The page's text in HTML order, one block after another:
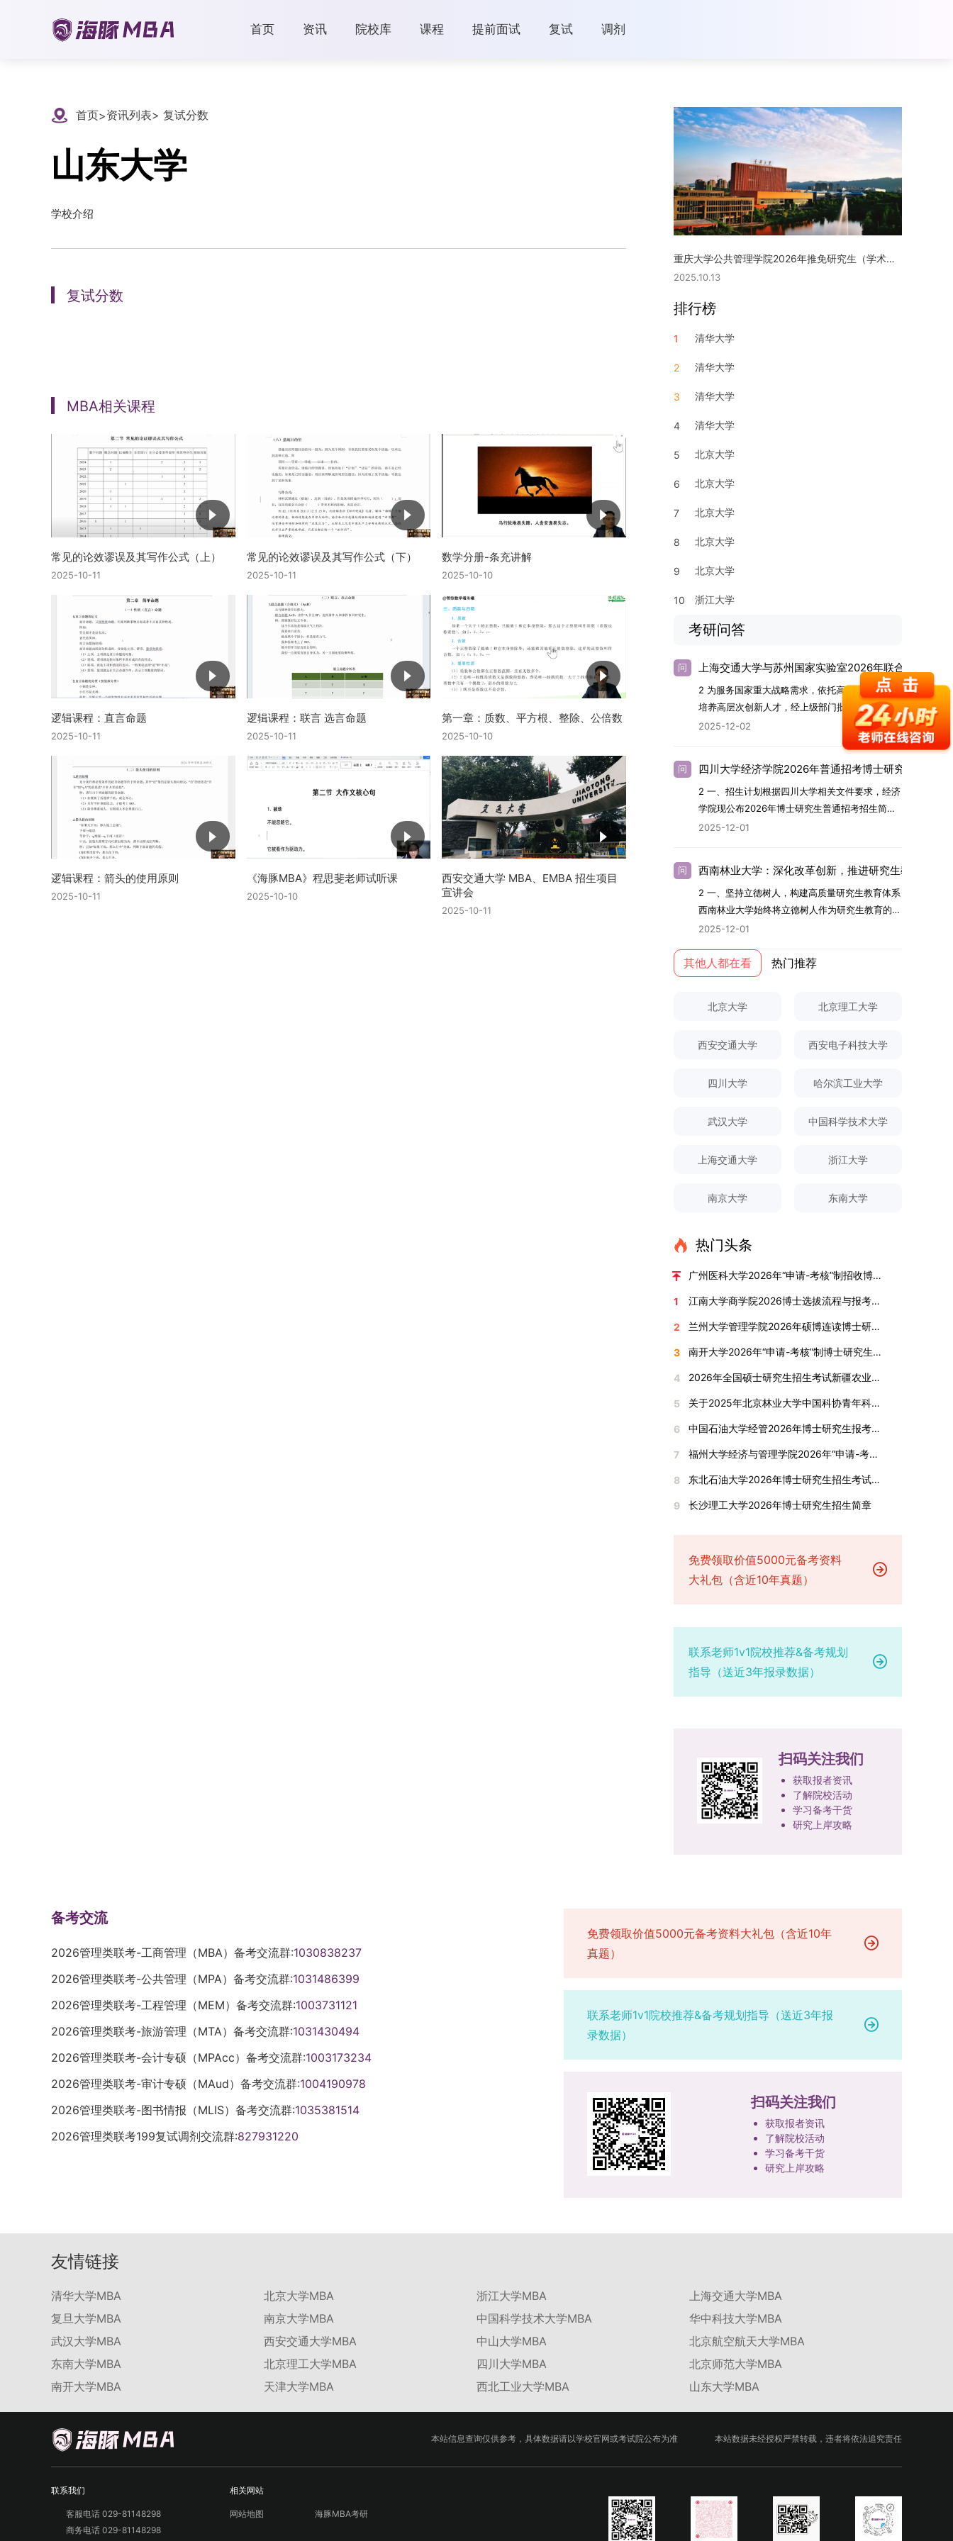
首页 资讯 院校库 课程 提前面试 复试 调剂
首页>资讯列表> 复试分数
山东大学
学校介绍
复试分数
MBA相关课程
常见的论效谬误及其写作公式（上）
2025-10-11
常见的论效谬误及其写作公式（下）
2025-10-11
数学分册-条充讲解
2025-10-10
逻辑课程：直言命题
2025-10-11
逻辑课程：联言 选言命题
2025-10-11
第一章：质数、平方根、整除、公倍数
2025-10-10
逻辑课程：箭头的使用原则
2025-10-11
《海豚MBA》程思斐老师试听课
2025-10-10
西安交通大学 MBA、EMBA 招生项目
宣讲会
2025-10-11
重庆大学公共管理学院2026年推免研究生（学术型硕士）复试实施细则
2025.10.13
排行榜
1 清华大学
2 清华大学
3 清华大学
4 清华大学
5 北京大学
6 北京大学
7 北京大学
8 北京大学
9 北京大学
10 浙江大学
考研问答
问 上海交通大学与苏州国家实验室2026年联合培养博士
2 为服务国家重大战略需求，依托高水平科研平台
培养高层次创新人才，经上级部门批准，苏州实验
室（全称“苏州国家实验室”）与上海交通大学将于
2026年继续合作开展博士研究生联合培养工作。
学科领域进行深度培养。相关招生政策及安排说明
如下。一、培养定位本项目致力于面向国家战略发
展方向，培育具备科学家素养、创新精神与科研能
力，系统掌握学科前沿知识，能胜任高水平科学研
（0805）、化学（0703）、电子科学与技术
（0809）、材料与化工（0856）、机械
（0855）、电子信息（0854）等相关专业。
（二）招生名额2026年度具体招生规模以国家最
名。具体招生院系及导师信息请见相关名录。
（三）选拔途径共设置三种选拔方式，包括本科直
质择优录取。（四）培养类别全部为全日制非定向
学籍管理联合培养学生学籍隶属于上海交通大学，
（二）培养阶段划分培养过程分为两个主要阶段：
进入苏州实验室，依托其重大科研任务开展课题研
的，将获发上海交通大学博士研究生毕业证书并授
平科研平台学生可参与国家重大科研项目，接触材
士在内的资深科研人员组成导师团队，提供高水平
学术指导，并支持参与国际化学术交流。（三）优
助，保障学生潜心学业与研究。（四）畅通发展渠
道在培养过程中表现优异者，毕业后可优先获得苏
程（一）基本申请条件不同选拔方式的申请者需满
足相应规定：本科直博生须符合上海交通大学推荐
请者应满足当年度上海交通大学博士研究生招生的
基本条件及各学院补充规定。（二）报名方式所有
达成一致后进行网上报名：本科直博生须按规定时
间登录国家推荐免试服务系统完成志愿填报。硕博
网报名系统，选择“国家实验室联培专项”，并选定
两批报名，第一批截止时间为2025年12月15日，
第二批为2026年3月15日至4月20日，具体时间以
线上报名程序。六、考核与录取考核工作由上海交
形式、内容及流程以学院后续公布的方案为准。录
取时将对考生进行全面考察，学术能力与思想品德
期间享受学校与实验室共同提供的奖助学金待遇。
（三）住宿安排课程学习阶段由学校协调住宿；进
入实验室科研阶段后，由苏州实验室统筹安排住
宿。（四）未尽事宜参照上海交通大学2026年博
士研究生招生章程及相关细则执行。相关推荐：上
2025-12-02
问 四川大学经济学院2026年普通招考博士研究生招生简
2 一、招生计划根据四川大学相关文件要求，经济
学院现公布2026年博士研究生普通招考招生简
章。2026年，学院博士研究生招生全面实行“申
经济学院2026年博士生招生专业目录》。实际录
取人数将根据国家最终下达的招生计划及考生报名
情况进行适当调整。除国家专项计划外，我院招收
定向就业考生的比例原则上不超过总计划的5%。
校学习。二、报考流程（一）报名资格1.申请人应
拥护中国共产党的领导，品德良好，遵纪守法，身
生章程》中列出的各项基本条件。2.具备较强的科
份由正高级职称专家亲笔书写的推荐信，专业领域
具。4.以同等学力身份报考者，其科研成果须同时
科领域内发表期刊文章，其中至少1篇为A级、1篇
成人获得省部级二等奖及以上科研成果奖励（以证
排名前三。（二）网上报名及缴费报名及缴费统一
读学校及学院发布的招生章程、简章及专业目录，
下载并填写《博士入学申请材料自查表》，按要求
10:00前寄达经济学院研究生招生办公室。重要提
清单顺序整理提交。材料不全、不符合要求或存在
责，报名信息一经确认提交，不得修改。如确需修
料进行资格审查，核实考生报考资格、材料完整性
过资格审查的考生材料进行评议并打分，满分为
100分。评议结果预计于2026年1月中上旬公布。
织的政治理论考试，具体时间地点另行通知，成绩
试安排复试环节将对考生的思想品德、专业素养、
外语能力、创新意识及综合素质进行全面考察。复
个人科研经历、研究成果及博士阶段研究设想等。
复试成绩按百分制计算，笔试与面试成绩各占
50%，计算公式为：复试成绩 = (笔试成绩 + 面试
成绩) ÷ 2。复试成绩低于60分者不予录取。同等
学力考生复试期间须加试两门本专业硕士学位主干
表现材料进行复核。考核不合格者不予录取。四、
录取办法1.考生总成绩由材料评议成绩和复试成绩
则，根据招生计划、考生总成绩、思想政治表现及
身心健康状况等因素确定拟录取名单。3.拟录取考
网上公示，并完成体检、政审、调档等程序后，学
院将向合格考生寄发录取通知书。
2025-12-01
问 西南林业大学：深化改革创新，推进研究生教育高质
2 一、坚持立德树人，构建高质量研究生教育体系
西南林业大学始终将立德树人作为研究生教育的根
本任务，积极响应“教育强国，研究生教育何为”的
党建引领研究生思想政治教育，修订并印发了《研
究生导师立德树人职责实施细则（2025年修
才兼备、科技报国的远大志向，增强社会责任感和
合。同时，学校制定《关于进一步加强研究生教育
诚信与学术道德教育，弘扬科学精神。学校坚
心，将思想政治教育贯穿研究生培养全过程。通过
生成长中的关键角色，推动形成以德为先、科研报
环境。（二）完善“五育并举”育人机制学校系统推
全面发展的育人体系。通过课程教学、科研训练、
社会实践等多种途径，提升研究生的综合素质，培
人。二、优化招生与学科结构，服务国家战略需求
西南林业大学主动对接国家重大战略和区域发展需
育服务经济社会发展的能力。目前，学校拥有4个
一级学科博士点、1个博士专业学位点，以及17个
五”期间，学校研究生规模实现显著增长，博士研
究生规模增长达211%。在招生宣传方面，学校构
招生宣传平台，持续推进招生模式改革。2024年
起全面推行“申请-考核”制博士招生，2025年进一
或撤销生源不足专业，将非全日制招生计划向需求
旺盛的学科倾斜；同时加快推进急需学科专业建
跨机构的研究生培养新机制。（一）推进招生制度
改革与生源质量提升学校建立多元化招生宣传与咨
不断优化学科结构。面向国家战略和产业需求，加
快布局新兴交叉学科，推动学科专业体系动态优
化。（三）深化科教融合与协同育人学校与高水平
科研机构共建联合培养平台，打破传统院系壁垒，
促进科研资源与人才培养深度融合，提升研究生的
论深度，强化后者课程的应用性与实践性。在产教
融合方面，学校出台《科技小院管理办法》《研究
库建设成效显著，1个项目入选教育部主题案例
库，“十四五”以来获批省级案例库项目70余项、省
视野。通过系列改革，研究生科研创新与学科竞赛
成果丰硕：2024年，研究生以第一作者发表的三
检索论文占比达91.55%；在“中国研究生创新实践
大赛”等赛事中，获国家级奖项30余项、省级奖项
200余项。（一）推进分类培养与课程体系建设学
台建设通过科技小院、联合培养基地等载体，推动
撑。（三）支持科研创新与学术交流学校设立专项
科研基金，举办高水平学术讲座，鼓励研究生参与
创新实践。近年来，研究生在论文发表与学科竞赛
方面取得一系列突破，体现了培养质量的显著提
2025-12-01
其他人都在看 热门推荐
北京大学 北京理工大学
西安交通大学 西安电子科技大学
四川大学 哈尔滨工业大学
武汉大学 中国科学技术大学
上海交通大学 浙江大学
南京大学 东南大学
热门头条
广州医科大学2026年“申请-考核”制招收博士研究生报考公告
1 江南大学商学院2026博士选拔流程与报考条件汇总
2 兰州大学管理学院2026年硕博连读博士研究生招生“申请-考核”实施方案
3 南开大学2026年“申请-考核”制博士研究生招生录取工作实施细则
4 2026年全国硕士研究生招生考试新疆农业大学报考点网上确认公告
5 关于2025年北京林业大学中国科协青年科技人才培育工程博士生推荐工作的通知
6 中国石油大学经管2026年博士研究生报考通知
7 福州大学经济与管理学院2026年“申请-考核”制招收攻读博士学位研究生相关要求
8 东北石油大学2026年博士研究生招生考试实施细则
9 长沙理工大学2026年博士研究生招生简章
免费领取价值5000元备考资料
大礼包（含近10年真题）
联系老师1v1院校推荐&备考规划
指导（送近3年报录数据）
扫码关注我们
获取报者资讯
了解院校活动
学习备考干货
研究上岸攻略
备考交流
2026管理类联考-工商管理（MBA）备考交流群:1030838237
2026管理类联考-公共管理（MPA）备考交流群:1031486399
2026管理类联考-工程管理（MEM）备考交流群:1003731121
2026管理类联考-旅游管理（MTA）备考交流群:1031430494
2026管理类联考-会计专硕（MPAcc）备考交流群:1003173234
2026管理类联考-审计专硕（MAud）备考交流群:1004190978
2026管理类联考-图书情报（MLIS）备考交流群:1035381514
2026管理类联考199复试调剂交流群:827931220
免费领取价值5000元备考资料大礼包（含近10年
真题）
联系老师1v1院校推荐&备考规划指导（送近3年报
录数据）
扫码关注我们
获取报者资讯
了解院校活动
学习备考干货
研究上岸攻略
友情链接
清华大学MBA 北京大学MBA 浙江大学MBA
上海交通大学MBA
复旦大学MBA
南京大学MBA 中国科学技术大学MBA
华中科技大学MBA
武汉大学MBA
西安交通大学MBA 中山大学MBA
北京航空航天大学MBA
东南大学MBA
北京理工大学MBA 四川大学MBA
北京师范大学MBA
南开大学MBA
天津大学MBA 西北工业大学MBA 山东大学MBA
本站信息查询仅供参考，具体数据请以学校官网或考试院公布为准 本站数据未经授权严禁转载，违者将依法追究责任
联系我们
客服电话 029-81148298
商务电话 029-81148298
相关网站
网站地图 海豚MBA考研